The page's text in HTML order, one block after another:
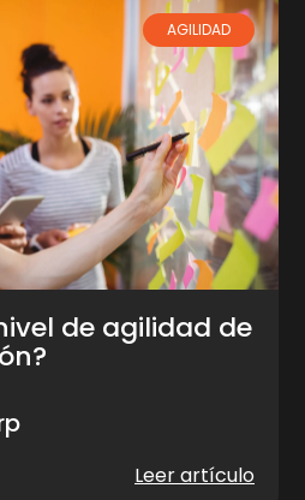
AGILIDAD
de agilidad de
Leer artículo